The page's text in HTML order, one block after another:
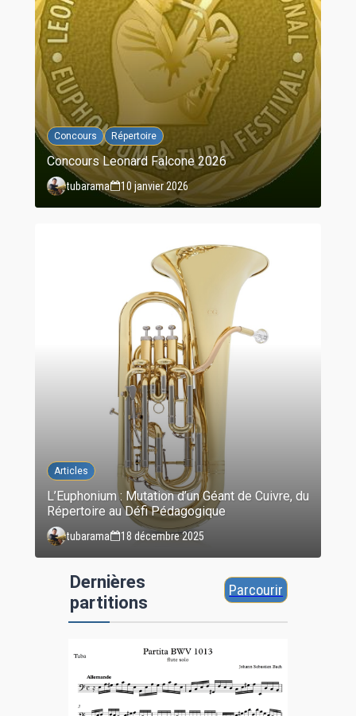
Concours Répertoire
Concours Leonard Falcone 2026
tubarama 10 janvier 2026
Articles
L’Euphonium : Mutation d’un Géant de Cuivre, du
Répertoire au Défi Pédagogique
tubarama 18 décembre 2025
Dernières
partitions
Parcourir